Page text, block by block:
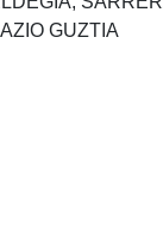
GUZTIA